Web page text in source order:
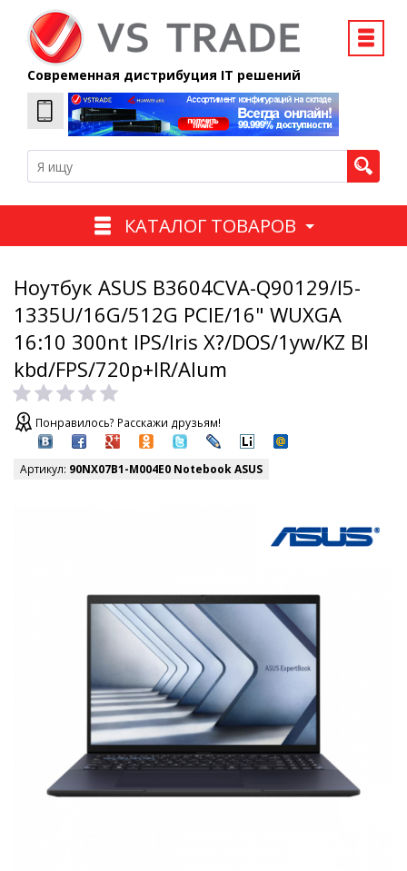
Современная дистрибуция IT решений
КАТАЛОГ ТОВАРОВ
Ноутбук ASUS B3604CVA-Q90129/I5-
1335U/16G/512G PCIE/16" WUXGA
16:10 300nt IPS/Iris X?/DOS/1yw/KZ Bl
kbd/FPS/720p+IR/Alum
Понравилось? Расскажи друзьям!
Артикул: 90NX07B1-M004E0 Notebook ASUS